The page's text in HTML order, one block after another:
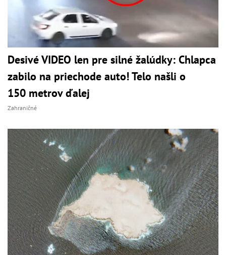
Desivé VIDEO len pre silné žalúdky: Chlapca
zabilo na priechode auto! Telo našli o
150 metrov ďalej
Zahraničné